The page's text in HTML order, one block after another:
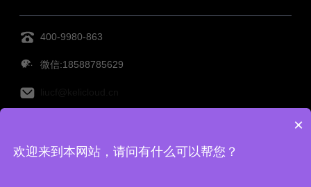
400-9980-863
微信:18588785629
MES管理系统 设备管理系统 透明工厂
仓储管理系统
×
欢迎来到本网站，请问有什么可以帮您？